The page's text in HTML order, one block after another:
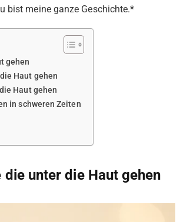
bist meine ganze Geschichte.*
gehen
Haut gehen
Haut gehen
in schweren Zeiten
unter die Haut gehen